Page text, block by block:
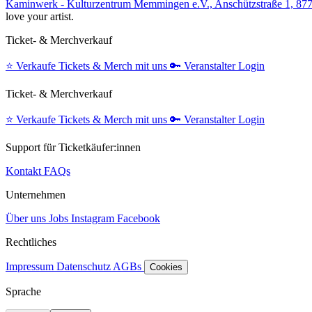
Kaminwerk - Kulturzentrum Memmingen e.V., Anschützstraße 1,
love your artist.
Ticket- & Merchverkauf
⭐️ Verkaufe Tickets & Merch mit uns 🔑 Veranstalter Login
Ticket- & Merchverkauf
⭐️ Verkaufe Tickets & Merch mit uns 🔑 Veranstalter Login
Support für Ticketkäufer:innen
Kontakt FAQs
Unternehmen
Über uns Jobs Instagram Facebook
Rechtliches
Impressum Datenschutz AGBs Cookies
Sprache